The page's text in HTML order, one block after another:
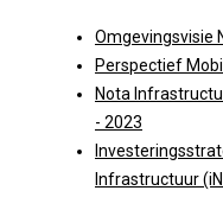
Omgevingsvisie
Perspectief
Nota
- 2023
Infrastructuur